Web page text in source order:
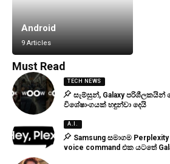
Android
9 Articles
Must Read
TECH NEWS
සැම්සුන්, Galaxy
විශේෂාංගයක් හඳුන්වා දෙයි
A.I.
Samsung සමාගම
voice command එක යටතේ